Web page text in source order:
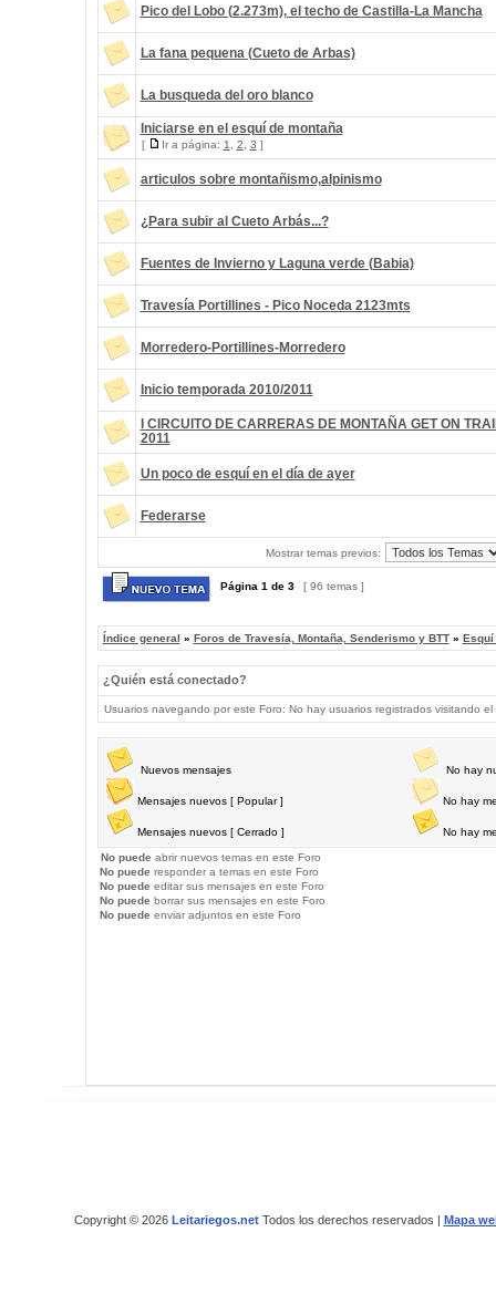
Pico del Lobo (2.273m), el techo de Castilla-La Mancha
La fana pequena (Cueto de Arbas)
La busqueda del oro blanco
Iniciarse en el esquí de montaña
[ Ir a página: 1 2 3 ]
articulos sobre montañismo,alpinismo
¿Para subir al Cueto Arbás...?
Fuentes de Invierno y Laguna verde (Babia)
Travesía Portillines - Pico Noceda 2123mts
Morredero-Portillines-Morredero
Inicio temporada 2010/2011
I CIRCUITO DE CARRERAS DE MONTAÑA GET ON
2011
Un poco de esquí en el día de ayer
Federarse
Mostrar temas previos:
Página 1 de 3 [ 96 temas ]
Índice general » Foros de Travesía, Montaña, Senderismo y BTT» Esquí
¿Quién está conectado?
Usuarios navegando por este Foro: No hay usuarios registrados visitando
Nuevos mensajes
Mensajes nuevos [ Popular ]
Mensajes nuevos [ Cerrado ]
No hay
No hay
No hay
No puede abrir nuevos temas en este Foro
No puede responder a temas en este Foro
No puede editar sus mensajes en este Foro
No puede borrar sus mensajes en este Foro
No puede enviar adjuntos en este Foro
Copyright © 2026 Leitariegos.netTodos los derechos reservados | Mapa